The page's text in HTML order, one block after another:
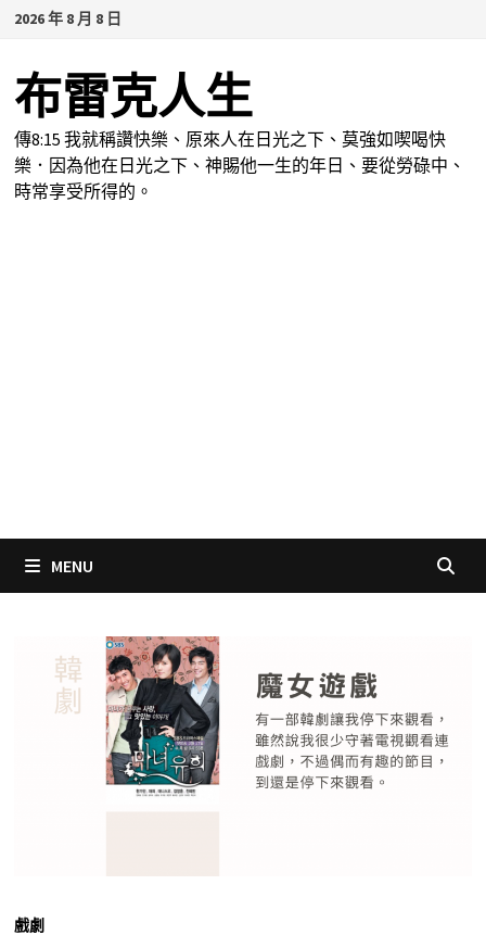
Skip
content
2026 年 8 月 8 日
布雷克人生
傳8:15 我就稱讚快樂、原來人在日光之下、莫強如喫喝快
樂．因為他在日光之下、神賜他一生的年日、要從勞碌中、
時常享受所得的。
MENU
戲劇